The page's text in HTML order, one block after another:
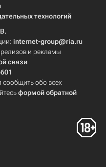
технологий
internet-group@ria.ru
и рекламы
связи
сообщить обо всех
формой обратной